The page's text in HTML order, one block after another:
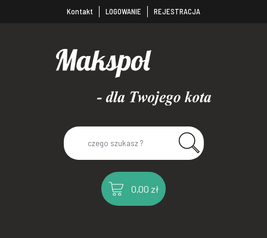
Kontakt LOGOWANIE REJESTRACJA
0,00 zł